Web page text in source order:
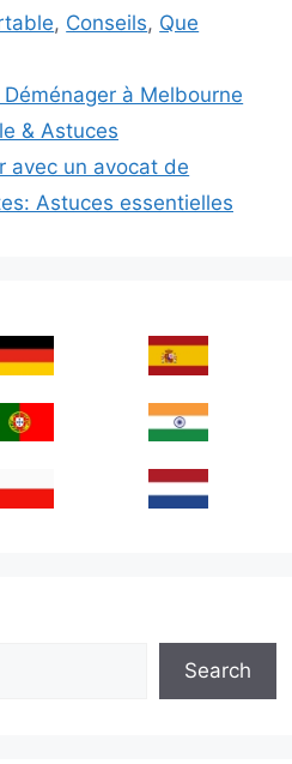
, Conseils, Que
à Melbourne
& Astuces
avec un avocat de
Astuces essentielles
Search